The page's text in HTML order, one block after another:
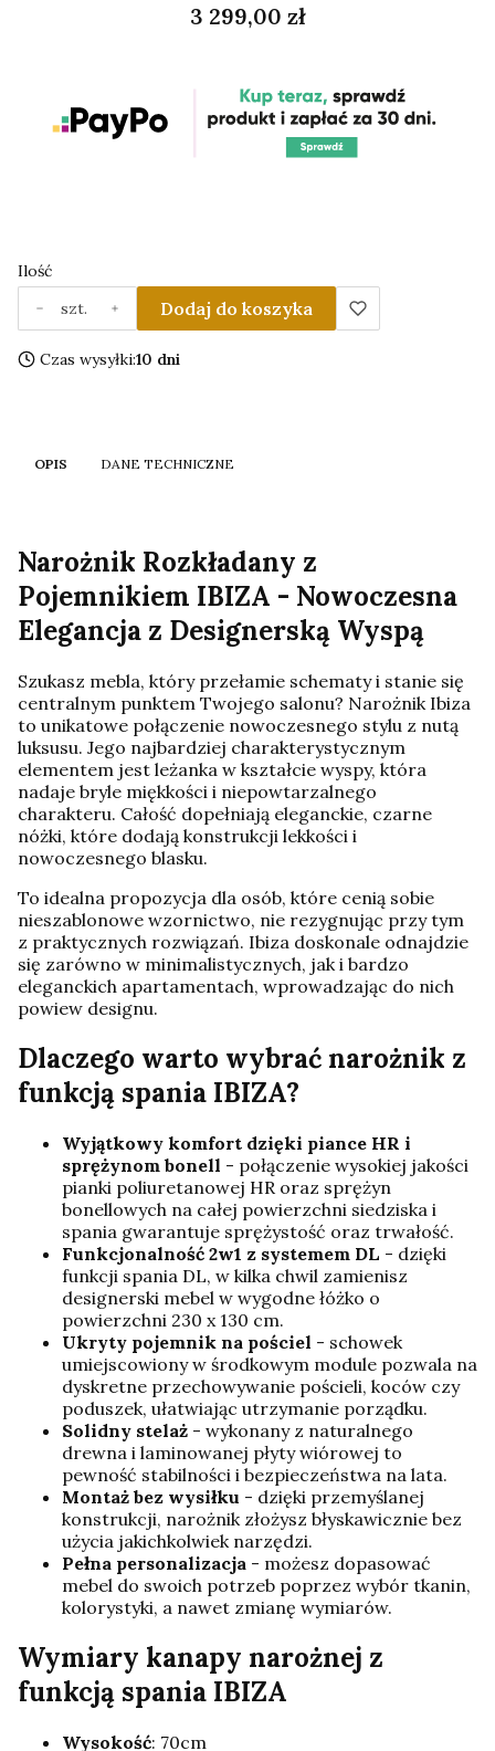
Cena
3 299,00 zł
Ilość
szt.
Dodaj do koszyka
Czas wysyłki:10 dni
OPIS DANE TECHNICZNE
Narożnik Rozkładany z
Pojemnikiem IBIZA - Nowoczesna
Elegancja z Designerską Wyspą
Szukasz mebla, który przełamie schematy i stanie się
centralnym punktem Twojego salonu? Narożnik Ibiza
to unikatowe połączenie nowoczesnego stylu z nutą
luksusu. Jego najbardziej charakterystycznym
elementem jest leżanka w kształcie wyspy, która
nadaje bryle miękkości i niepowtarzalnego
charakteru. Całość dopełniają eleganckie, czarne
nóżki, które dodają konstrukcji lekkości i
nowoczesnego blasku.
To idealna propozycja dla osób, które cenią sobie
nieszablonowe wzornictwo, nie rezygnując przy tym
z praktycznych rozwiązań. Ibiza doskonale odnajdzie
się zarówno w minimalistycznych, jak i bardzo
eleganckich apartamentach, wprowadzając do nich
powiew designu.
Dlaczego warto wybrać narożnik z
funkcją spania IBIZA?
Wyjątkowy komfort dzięki piance HR i
sprężynom bonell - połączenie wysokiej jakości
pianki poliuretanowej HR oraz sprężyn
bonellowych na całej powierzchni siedziska i
spania gwarantuje sprężystość oraz trwałość.
Funkcjonalność 2w1 z systemem DL - dzięki
funkcji spania DL, w kilka chwil zamienisz
designerski mebel w wygodne łóżko o
powierzchni 230 x 130 cm.
Ukryty pojemnik na pościel - schowek
umiejscowiony w środkowym module pozwala na
dyskretne przechowywanie pościeli, koców czy
poduszek, ułatwiając utrzymanie porządku.
Solidny stelaż - wykonany z naturalnego
drewna i laminowanej płyty wiórowej to
pewność stabilności i bezpieczeństwa na lata.
Montaż bez wysiłku - dzięki przemyślanej
konstrukcji, narożnik złożysz błyskawicznie bez
użycia jakichkolwiek narzędzi.
Pełna personalizacja - możesz dopasować
mebel do swoich potrzeb poprzez wybór tkanin,
kolorystyki, a nawet zmianę wymiarów.
Wymiary kanapy narożnej z
funkcją spania IBIZA
Wysokość: 70cm